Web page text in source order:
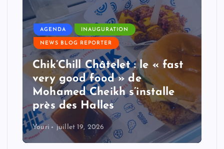
AGENDA INAUGURATION
NEWS BLOG REPORTER
Chik’Chill Châtelet : le « fast
very good food » de
Mohamed Cheikh s’installe
près des Halles
Youri juillet 19, 2026